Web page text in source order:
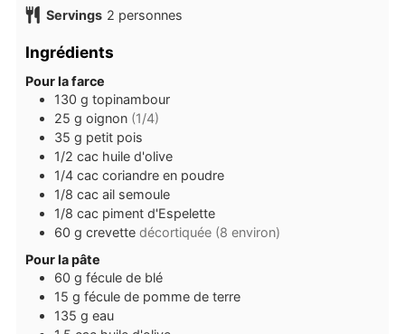
Servings 2 personnes
Ingrédients
Pour la farce
130 g topinambour
25 g oignon (1/4)
35 g petit pois
1/2 cac huile d'olive
1/4 cac coriandre en poudre
1/8 cac ail semoule
1/8 cac piment d'Espelette
60 g crevette décortiquée (8 environ)
Pour la pâte
60 g fécule de blé
15 g fécule de pomme de terre
135 g eau